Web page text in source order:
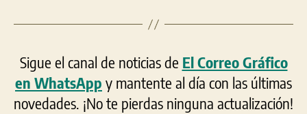
Sigue el canal de noticias de El Correo Gráfico
en WhatsApp y mantente al día con las últimas
novedades. ¡No te pierdas ninguna actualización!